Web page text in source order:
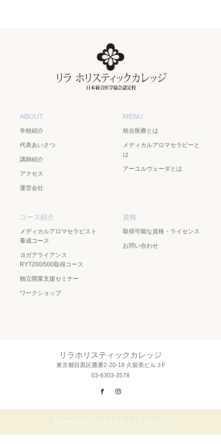
ABOUT
学校紹介
代表あいさつ
講師紹介
アクセス
運営会社
MENU
統合医療とは
メディカルアロマセラピーと
は
アーユルヴェーダとは
コース紹介
メディカルアロマセラピスト
養成コース
ヨガアライアンス
RYT200/500取得コース
独立開業支援セミナー
ワークショップ
資格
取得可能な資格・ライセンス
お問い合わせ
リラホリスティックカレッジ
東京都目黒区鷹番2-20-18 久留美ビル３F
03-6303-3578
Facebook
Copyright © リラホリスティックカレッジ